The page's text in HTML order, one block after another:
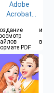
Adobe
Acrobat
и
в
PDF